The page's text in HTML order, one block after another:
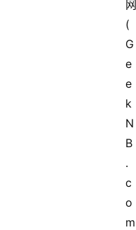
网
(
G
e
e
k
N
B
.
c
o
m